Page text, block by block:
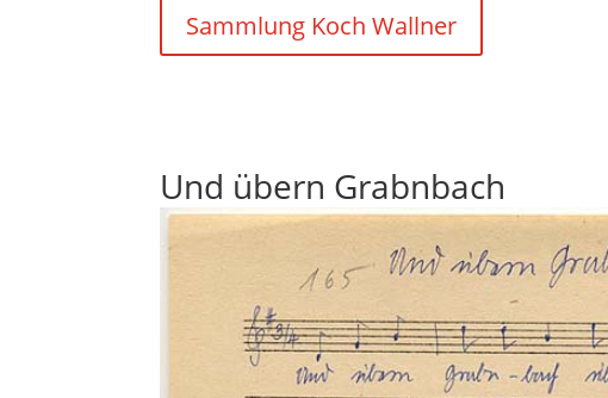
Sammlung Koch Wallner
Und übern Grabnbach